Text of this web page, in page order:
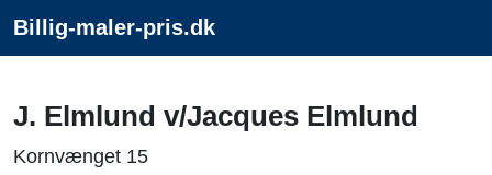
Billig-maler-pris.dk
J. Elmlund v/Jacques Elmlund
Kornvænget 15